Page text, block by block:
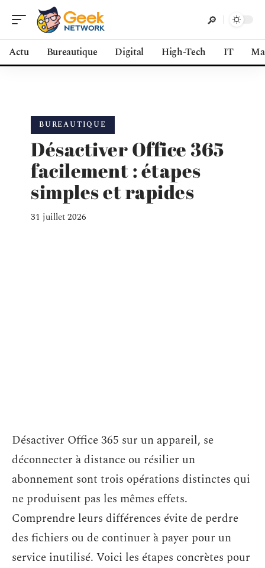
Actu Bureautique Digital High-Tech IT
BUREAUTIQUE
Désactiver Office 365
facilement : étapes
simples et rapides
31 juillet 2026
Désactiver Office 365 sur un appareil, se
déconnecter à distance ou résilier un
abonnement sont trois opérations distinctes qui
ne produisent pas les mêmes effets.
Comprendre leurs différences évite de perdre
des fichiers ou de continuer à payer pour un
service inutilisé. Voici les étapes concrètes pour